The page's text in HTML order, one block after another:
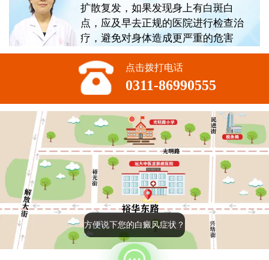
扩散复发，如果发现身上有白斑白
点，应及早去正规的医院进行检查治
疗，避免对身体造成更严重的危害
点击拨打电话
0311-86990555
方便说下您的白癜风症状？